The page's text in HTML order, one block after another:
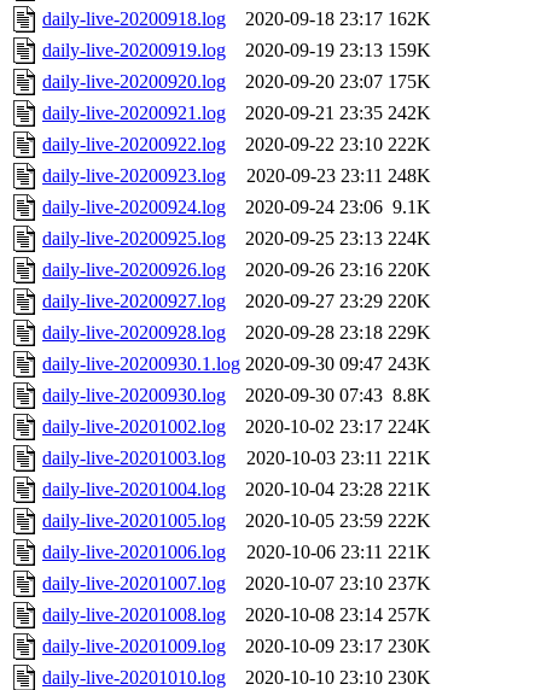
daily-live-20200918.log
2020-09-18 23:17 162K
daily-live-20200919.log
2020-09-19 23:13 159K
daily-live-20200920.log
2020-09-20 23:07 175K
daily-live-20200921.log
2020-09-21 23:35 242K
daily-live-20200922.log
2020-09-22 23:10 222K
daily-live-20200923.log
2020-09-23 23:11 248K
daily-live-20200924.log
2020-09-24 23:06 9.1K
daily-live-20200925.log
2020-09-25 23:13 224K
daily-live-20200926.log
2020-09-26 23:16 220K
daily-live-20200927.log
2020-09-27 23:29 220K
daily-live-20200928.log
2020-09-28 23:18 229K
daily-live-20200930.1.log 2020-09-30 09:47 243K
daily-live-20200930.log
2020-09-30 07:43 8.8K
daily-live-20201002.log
2020-10-02 23:17 224K
daily-live-20201003.log
2020-10-03 23:11 221K
daily-live-20201004.log
2020-10-04 23:28 221K
daily-live-20201005.log
2020-10-05 23:59 222K
daily-live-20201006.log
2020-10-06 23:11 221K
daily-live-20201007.log
2020-10-07 23:10 237K
daily-live-20201008.log
2020-10-08 23:14 257K
daily-live-20201009.log
2020-10-09 23:17 230K
daily-live-20201010.log
2020-10-10 23:10 230K